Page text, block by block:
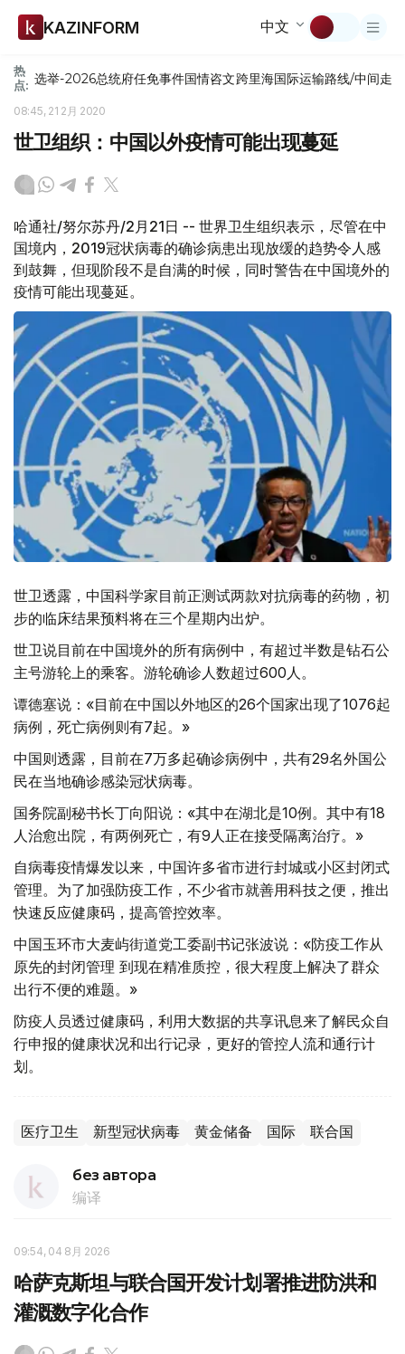
KAZINFORM 中文
热
点: 选举-2026总统府任免事件国情咨文跨里海国际运输路线/中间走廊
08:45, 21 2月 2020
世卫组织：中国以外疫情可能出现蔓延
哈通社/努尔苏丹/2月21日 -- 世界卫生组织表示，尽管在中
国境内，2019冠状病毒的确诊病患出现放缓的趋势令人感
到鼓舞，但现阶段不是自满的时候，同时警告在中国境外的
疫情可能出现蔓延。
世卫透露，中国科学家目前正测试两款对抗病毒的药物，初
步的临床结果预料将在三个星期内出炉。
世卫说目前在中国境外的所有病例中，有超过半数是钻石公
主号游轮上的乘客。游轮确诊人数超过600人。
谭德塞说：«目前在中国以外地区的26个国家出现了1076起
病例，死亡病例则有7起。»
中国则透露，目前在7万多起确诊病例中，共有29名外国公
民在当地确诊感染冠状病毒。
国务院副秘书长丁向阳说：«其中在湖北是10例。其中有18
人治愈出院，有两例死亡，有9人正在接受隔离治疗。»
自病毒疫情爆发以来，中国许多省市进行封城或小区封闭式
管理。为了加强防疫工作，不少省市就善用科技之便，推出
快速反应健康码，提高管控效率。
中国玉环市大麦屿街道党工委副书记张波说：«防疫工作从
原先的封闭管理 到现在精准质控，很大程度上解决了群众
出行不便的难题。»
防疫人员透过健康码，利用大数据的共享讯息来了解民众自
行申报的健康状况和出行记录，更好的管控人流和通行计
划。
医疗卫生 新型冠状病毒 黄金储备 国际 联合国
без автора
编译
09:54, 04 8月 2026
哈萨克斯坦与联合国开发计划署推进防洪和
灌溉数字化合作